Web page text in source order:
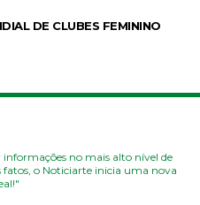
DE CLUBES FEMININO
no mais alto nível de
fatos, o Noticiarte inicia uma nova